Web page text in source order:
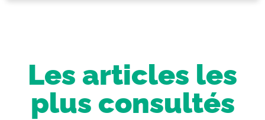
Les articles les
plus consultés